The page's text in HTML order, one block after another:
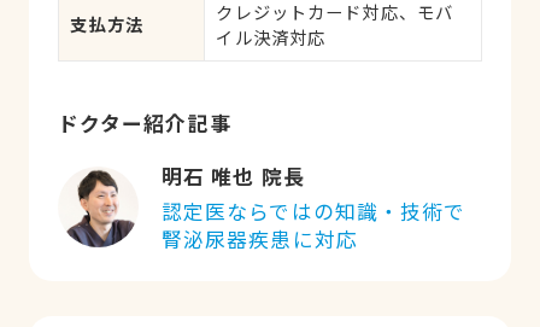
支払方法
クレジットカード対応、モバ
イル決済対応
ドクター紹介記事
明石 唯也 院長
認定医ならではの知識・技術で
腎泌尿器疾患に対応